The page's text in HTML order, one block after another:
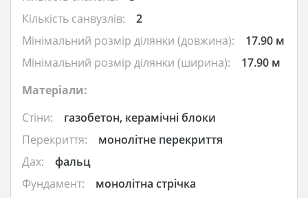
Кількість санвузлів:
2
Мінімальний розмір ділянки (довжина):
17.90 м
Мінімальний розмір ділянки (ширина):
17.90 м
Матеріали:
Стіни:
газобетон, керамічні блоки
Перекриття:
монолітне перекриття
Дах:
фальц
Фундамент:
монолітна стрічка